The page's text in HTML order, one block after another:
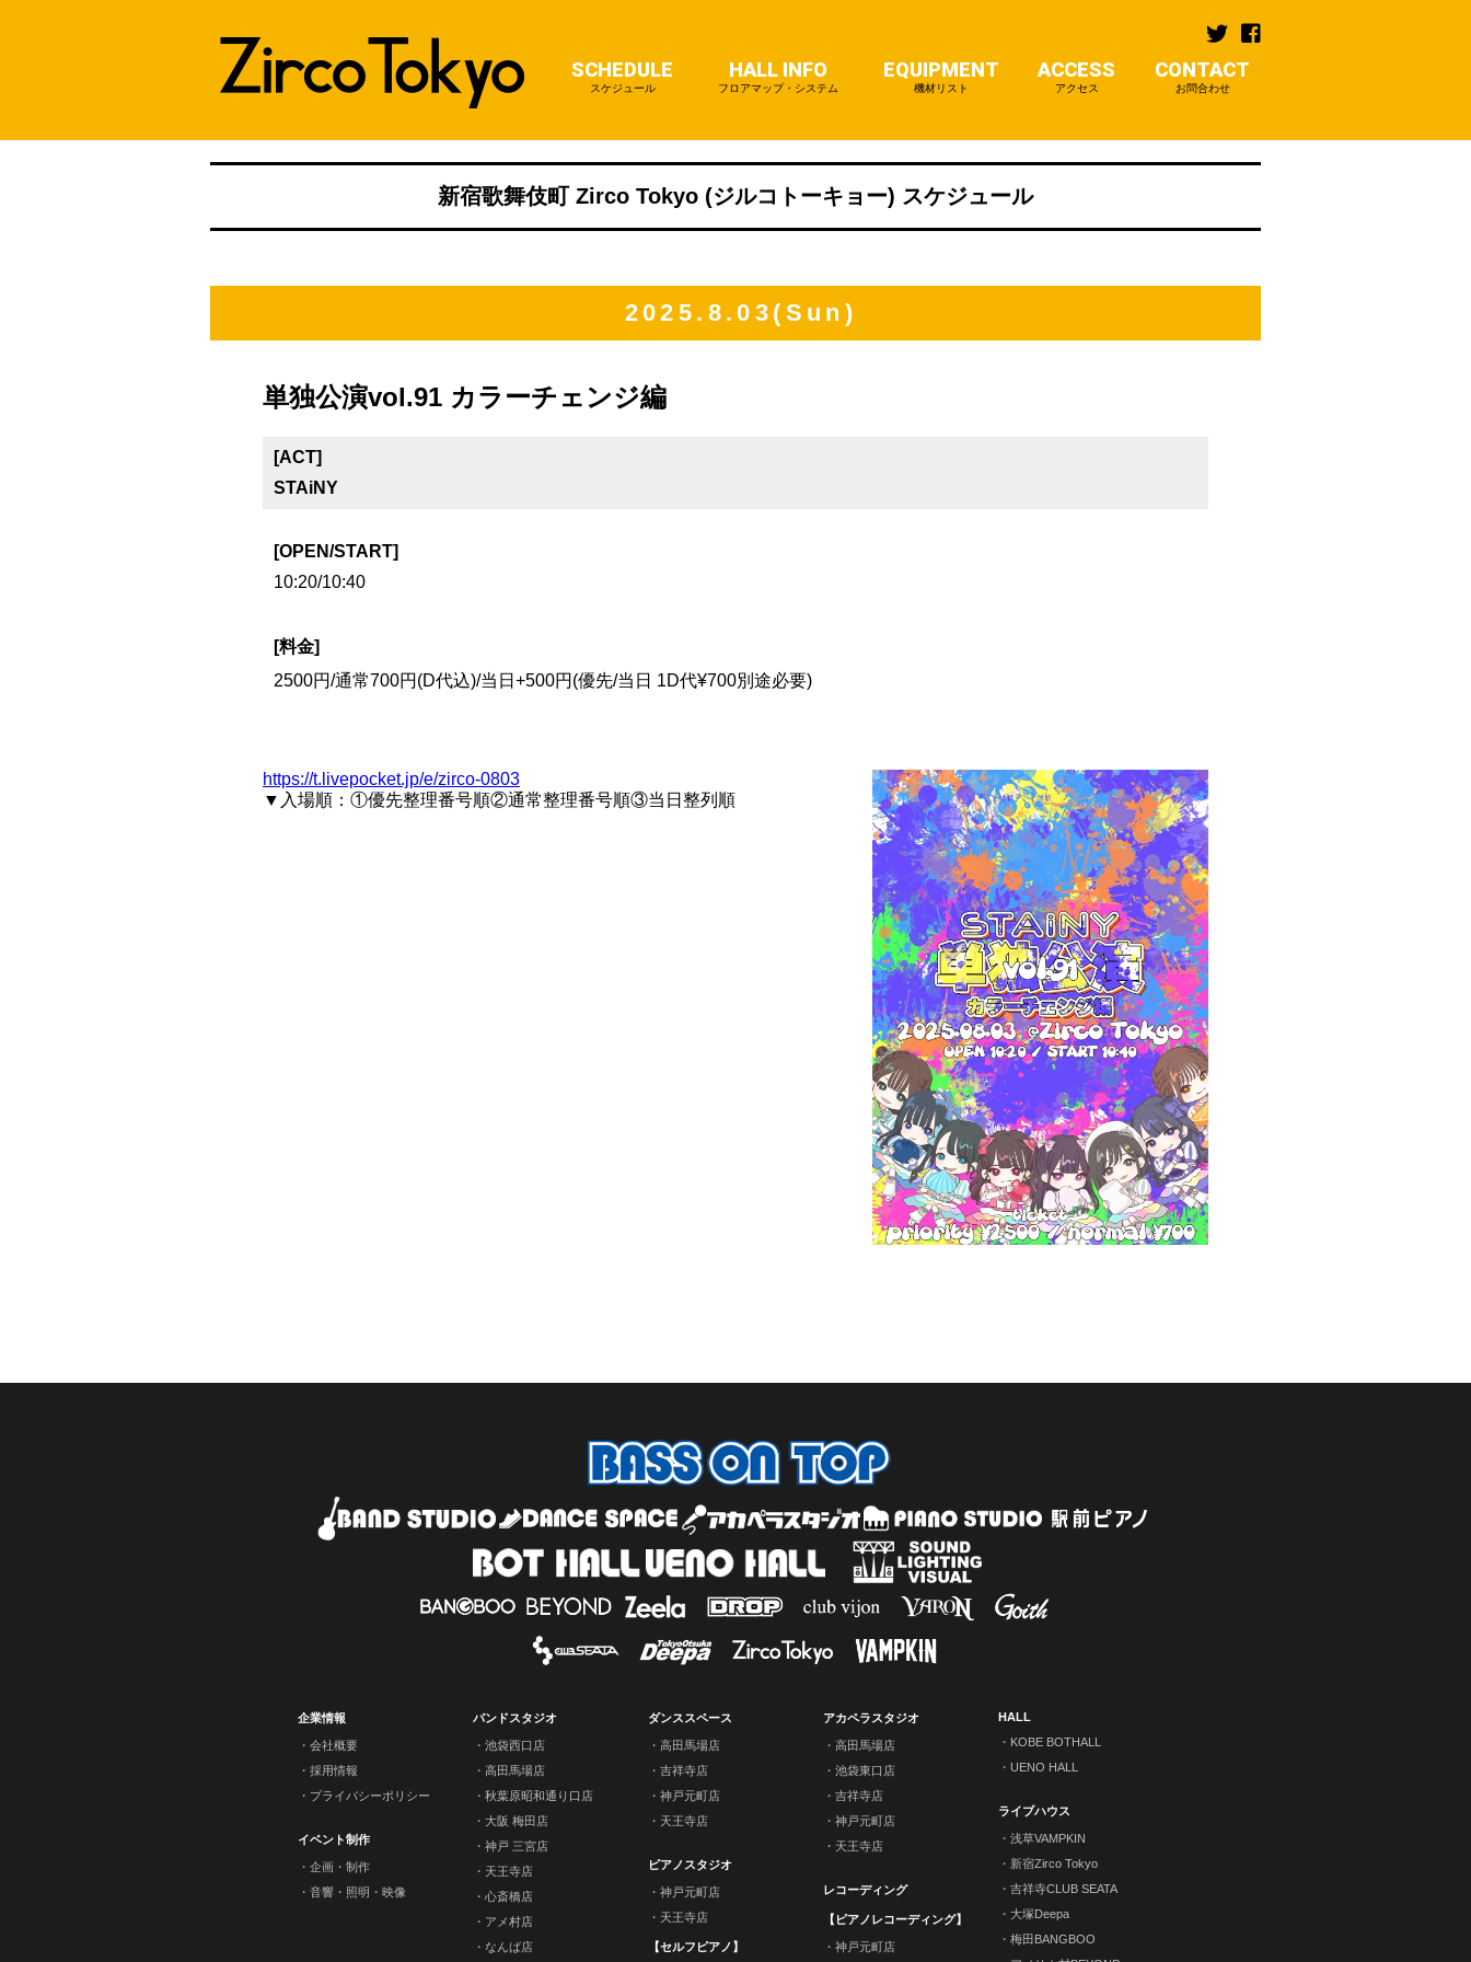
SCHEDULE
スケジュール
HALL INFO
フロアマップ・システム
EQUIPMENT
機材リスト
ACCESS
アクセス
CONTACT
お問合わせ
新宿歌舞伎町 Zirco Tokyo (ジルコトーキョー) スケジュール
2025.8.03(Sun)
単独公演vol.91 カラーチェンジ編
[ACT]
STAiNY
[OPEN/START]
10:20/10:40
[料金]
2500円/通常700円(D代込)/当日+500円(優先/当日 1D代¥700別途必要)
https://t.livepocket.jp/e/zirco-0803
▼入場順：①優先整理番号順②通常整理番号順③当日整列順
企業情報
会社概要
採用情報
プライバシーポリシー
イベント制作
企画・制作
音響・照明・映像
バンドスタジオ
池袋西口店
高田馬場店
秋葉原昭和通り口店
大阪 梅田店
神戸 三宮店
天王寺店
心斎橋店
アメ村店
なんば店
ダンススペース
高田馬場店
吉祥寺店
神戸元町店
天王寺店
ピアノスタジオ
神戸元町店
天王寺店
【セルフピアノ】
アカペラスタジオ
高田馬場店
池袋東口店
吉祥寺店
神戸元町店
天王寺店
レコーディング
【ピアノレコーディング】
神戸元町店
HALL
KOBE BOTHALL
UENO HALL
ライブハウス
浅草VAMPKIN
新宿Zirco Tokyo
吉祥寺CLUB SEATA
大塚Deepa
梅田BANGBOO